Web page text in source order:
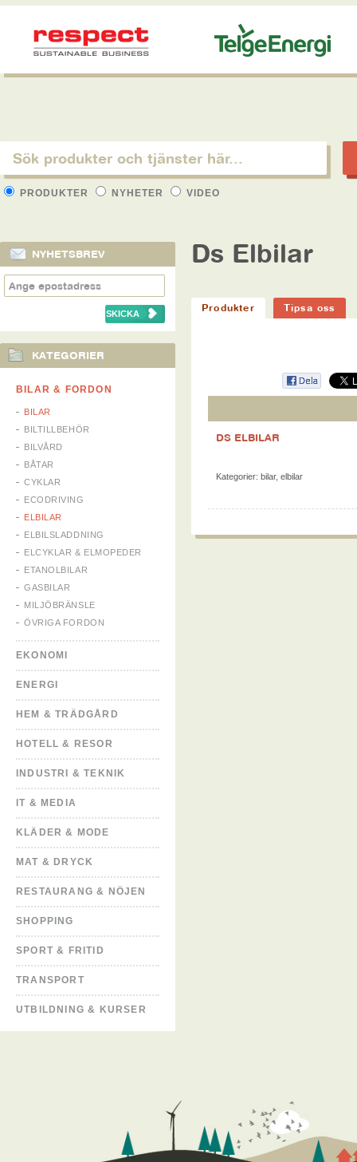
PRODUKTER NYHETER VIDEO
NYHETSBREV
KATEGORIER
BILAR & FORDON
BILAR
BILTILLBEHÖR
BILVÅRD
BÅTAR
CYKLAR
ECODRIVING
ELBILAR
ELBILSLADDNING
ELCYKLAR & ELMOPEDER
ETANOLBILAR
GASBILAR
MILJÖBRÄNSLE
ÖVRIGA FORDON
EKONOMI
ENERGI
HEM & TRÄDGÅRD
HOTELL & RESOR
INDUSTRI & TEKNIK
IT & MEDIA
KLÄDER & MODE
MAT & DRYCK
RESTAURANG & NÖJEN
SHOPPING
SPORT & FRITID
TRANSPORT
UTBILDNING & KURSER
Ds Elbilar
Produkter Tipsa oss
DS ELBILAR
Kategorier: bilar, elbilar